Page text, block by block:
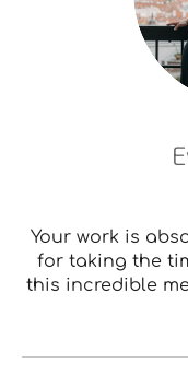
Your work is
for taking the
this incredible